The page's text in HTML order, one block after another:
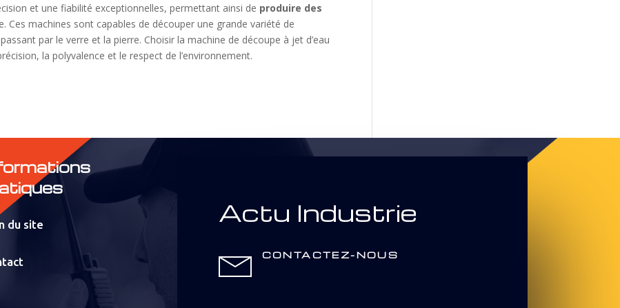
et une fiabilité exceptionnelles, permettant ainsi de produire des
Ces machines sont capables de découper une grande variété de
par le verre et la pierre. Choisir la machine de découpe à jet d’eau
la polyvalence et le respect de l’environnement.
du site Actu Industrie
CONTACTEZ-NOUS